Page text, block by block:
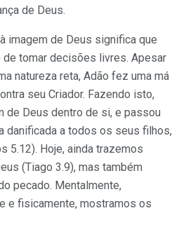
de Deus.
imagem de Deus significa que
de tomar decisões livres. Apesar
natureza reta, Adão fez uma má
seu Criador. Fazendo isto,
de Deus dentro de si, e passou
danificada a todos os seus filhos,
5.12). Hoje, ainda trazemos
(Tiago 3.9), mas também
pecado. Mentalmente,
e fisicamente, mostramos os